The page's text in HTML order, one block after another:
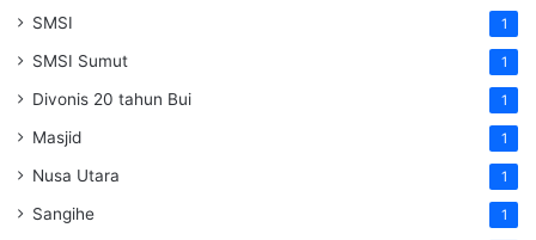
SMSI 1
SMSI Sumut 1
Divonis 20 tahun Bui 1
Masjid 1
Nusa Utara 1
Sangihe 1